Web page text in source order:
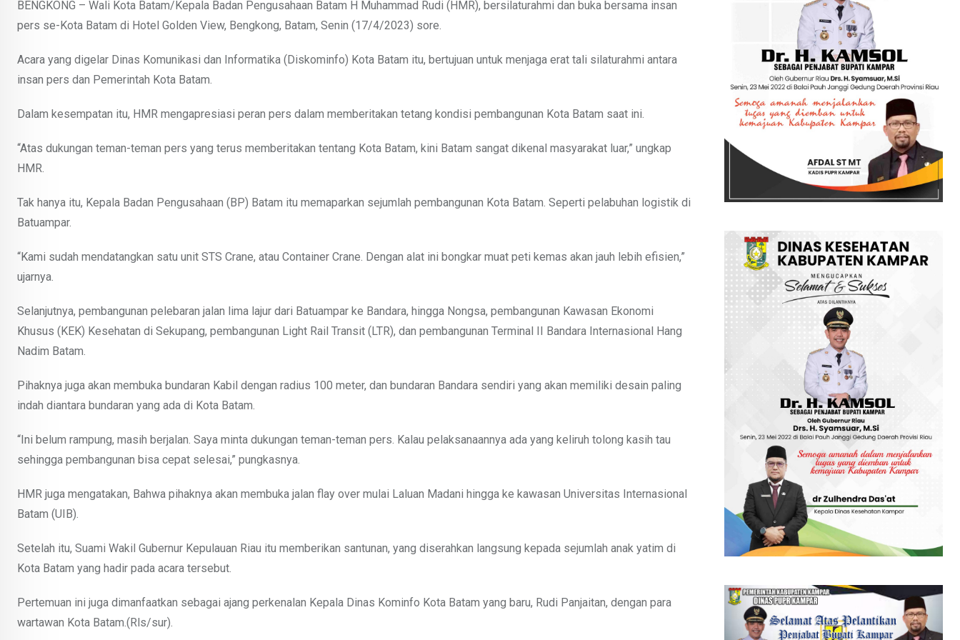
BENGKONG – Wali Kota Batam/Kepala Badan Pengusahaan Batam H Muhammad Rudi (HMR), bersilaturahmi dan buka bersama insan
pers se-Kota Batam di Hotel Golden View, Bengkong, Batam, Senin (17/4/2023) sore.
Acara yang digelar Dinas Komunikasi dan Informatika (Diskominfo) Kota Batam itu, bertujuan untuk menjaga erat tali silaturahmi antara
insan pers dan Pemerintah Kota Batam.
Dalam kesempatan itu, HMR mengapresiasi peran pers dalam memberitakan tetang kondisi pembangunan Kota Batam saat ini.
“Atas dukungan teman-teman pers yang terus memberitakan tentang Kota Batam, kini Batam sangat dikenal masyarakat luar,” ungkap
HMR.
Tak hanya itu, Kepala Badan Pengusahaan (BP) Batam itu memaparkan sejumlah pembangunan Kota Batam. Seperti pelabuhan logistik di
Batuampar.
“Kami sudah mendatangkan satu unit STS Crane, atau Container Crane. Dengan alat ini bongkar muat peti kemas akan jauh lebih efisien,”
ujarnya.
Selanjutnya, pembangunan pelebaran jalan lima lajur dari Batuampar ke Bandara, hingga Nongsa, pembangunan Kawasan Ekonomi
Khusus (KEK) Kesehatan di Sekupang, pembangunan Light Rail Transit (LTR), dan pembangunan Terminal II Bandara Internasional Hang
Nadim Batam.
Pihaknya juga akan membuka bundaran Kabil dengan radius 100 meter, dan bundaran Bandara sendiri yang akan memiliki desain paling
indah diantara bundaran yang ada di Kota Batam.
“Ini belum rampung, masih berjalan. Saya minta dukungan teman-teman pers. Kalau pelaksanaannya ada yang keliruh tolong kasih tau
sehingga pembangunan bisa cepat selesai,” pungkasnya.
HMR juga mengatakan, Bahwa pihaknya akan membuka jalan flay over mulai Laluan Madani hingga ke kawasan Universitas Internasional
Batam (UIB).
Setelah itu, Suami Wakil Gubernur Kepulauan Riau itu memberikan santunan, yang diserahkan langsung kepada sejumlah anak yatim di
Kota Batam yang hadir pada acara tersebut.
Pertemuan ini juga dimanfaatkan sebagai ajang perkenalan Kepala Dinas Kominfo Kota Batam yang baru, Rudi Panjaitan, dengan para
wartawan Kota Batam.(Rls/sur).